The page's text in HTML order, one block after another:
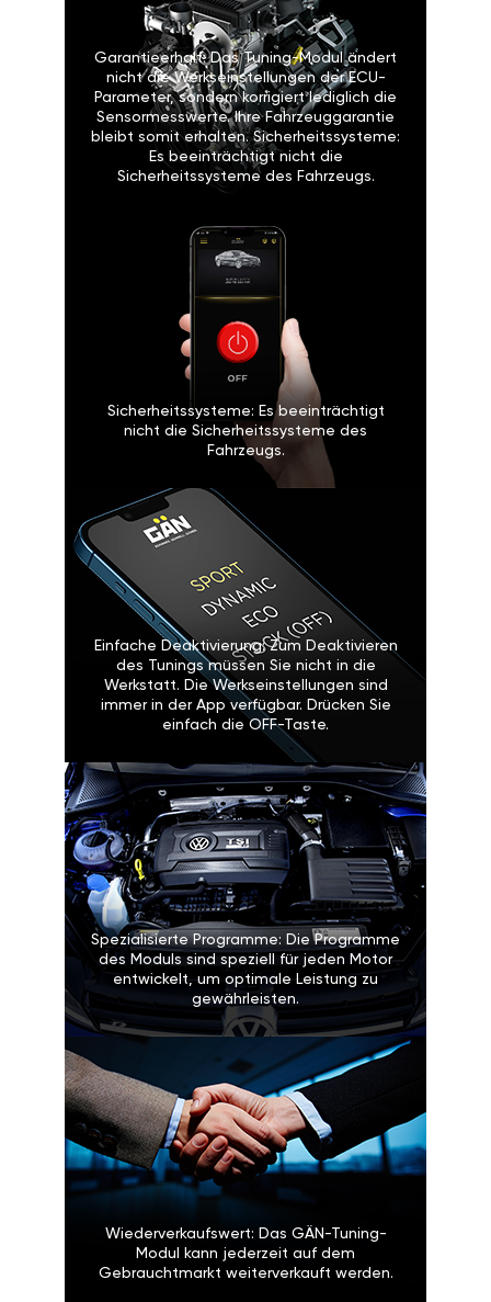
Garantieerhalt: Das Tuning-Modul ändert
nicht die Werkseinstellungen der ECU-
Parameter, sondern korrigiert lediglich die
Sensormesswerte. Ihre Fahrzeuggarantie
bleibt somit erhalten. Sicherheitssysteme:
Es beeinträchtigt nicht die
Sicherheitssysteme des Fahrzeugs.
Sicherheitssysteme: Es beeinträchtigt
nicht die Sicherheitssysteme des
Fahrzeugs.
Einfache Deaktivierung: Zum Deaktivieren
des Tunings müssen Sie nicht in die
Werkstatt. Die Werkseinstellungen sind
immer in der App verfügbar. Drücken Sie
einfach die OFF-Taste.
Spezialisierte Programme: Die Programme
des Moduls sind speziell für jeden Motor
entwickelt, um optimale Leistung zu
gewährleisten.
Wiederverkaufswert: Das GÄN-Tuning-
Modul kann jederzeit auf dem
Gebrauchtmarkt weiterverkauft werden.